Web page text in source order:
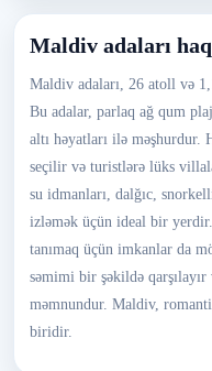
Maldiv adaları
Maldiv adaları, 26 atoll və
Bu adalar, parlaq ağ qum
altı həyatları ilə
seçilir və turistlərə lüks
su idmanları, dalğıc,
izləmək üçün ideal bir
tanımaq üçün imkanlar da
səmimi bir şəkildə
məmnundur. Maldiv,
biridir.